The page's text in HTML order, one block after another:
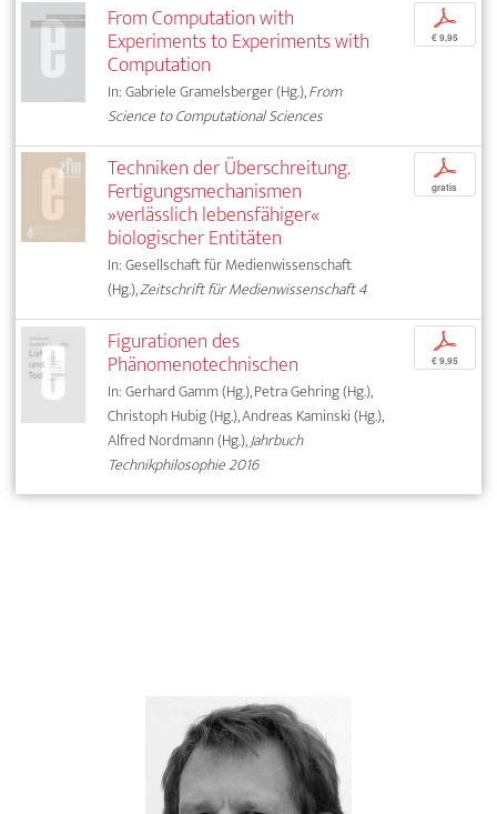
From Computation with
Experiments to Experiments with
Computation
In: Gabriele Gramelsberger (Hg.),From
Science to Computational Sciences
p
€ 9,95
Techniken der Überschreitung.
Fertigungsmechanismen
»verlässlich lebensfähiger«
biologischer Entitäten
In: Gesellschaft für Medienwissenschaft
(Hg.),Zeitschrift für Medienwissenschaft 4
p
gratis
Figurationen des
Phänomenotechnischen
In: Gerhard Gamm (Hg.), Petra Gehring (Hg.),
Christoph Hubig (Hg.), Andreas Kaminski (Hg.),
Alfred Nordmann (Hg.),Jahrbuch
Technikphilosophie 2016
p
€ 9,95